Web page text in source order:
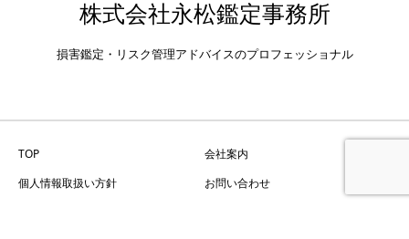
株式会社永松鑑定事務所
損害鑑定・リスク管理アドバイスのプロフェッショナル
TOP
会社案内
個人情報取扱い方針
お問い合わせ